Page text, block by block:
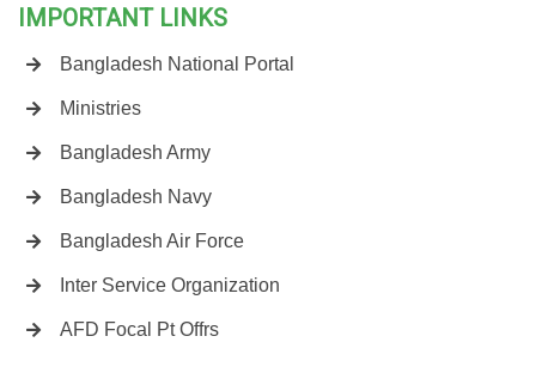
IMPORTANT LINKS
Bangladesh National Portal
Ministries
Bangladesh Army
Bangladesh Navy
Bangladesh Air Force
Inter Service Organization
AFD Focal Pt Offrs